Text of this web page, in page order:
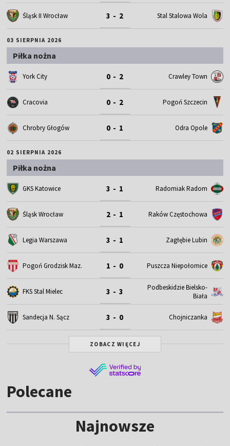
Śląsk II Wrocław 3 - 2 Stal Stalowa Wola
03 SIERPNIA 2026
Piłka nożna
York City 0 - 2 Crawley Town
Cracovia 0 - 2 Pogoń Szczecin
Chrobry Głogów 0 - 1 Odra Opole
02 SIERPNIA 2026
Piłka nożna
GKS Katowice 3 - 1 Radomiak Radom
Śląsk Wrocław 2 - 1 Raków Częstochowa
Legia Warszawa 3 - 1 Zagłębie Lubin
Pogoń Grodzisk Maz. 1 - 0 Puszcza Niepołomice
FKS Stal Mielec 3 - 3
Podbeskidzie Bielsko-
Biała
Sandecja N. Sącz 3 - 0 Chojniczanka
ZOBACZ WIĘCEJ
Polecane
Najnowsze